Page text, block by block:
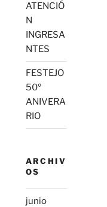
ATENCIÓ
N
INGRESA
NTES
FESTEJO
50º
ANIVERA
RIO
ARCHIV
OS
junio